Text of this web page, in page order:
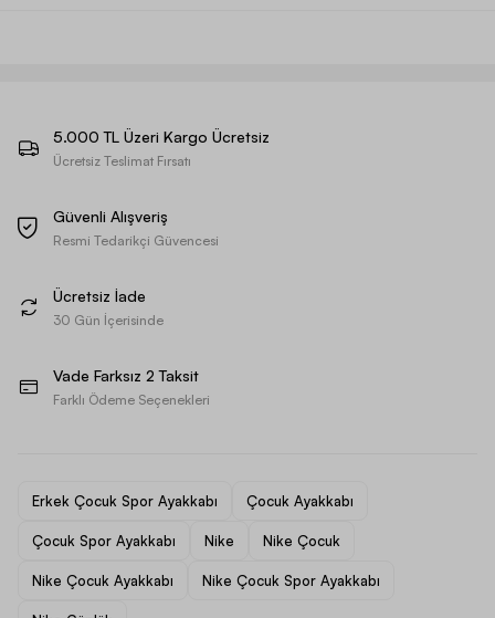
5.000 TL Üzeri Kargo Ücretsiz
Ücretsiz Teslimat Fırsatı
Güvenli Alışveriş
Resmi Tedarikçi Güvencesi
Ücretsiz İade
30 Gün İçerisinde
Vade Farksız 2 Taksit
Farklı Ödeme Seçenekleri
Erkek Çocuk Spor Ayakkabı Çocuk Ayakkabı
Çocuk Spor Ayakkabı Nike Nike Çocuk
Nike Çocuk Ayakkabı Nike Çocuk Spor Ayakkabı